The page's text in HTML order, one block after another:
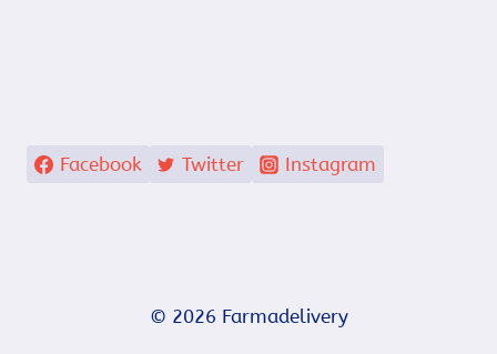
Facebook Twitter Instagram
© 2026 Farmadelivery